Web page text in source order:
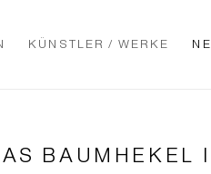
KÜNSTLER / WERKE
BAUMHEKEL